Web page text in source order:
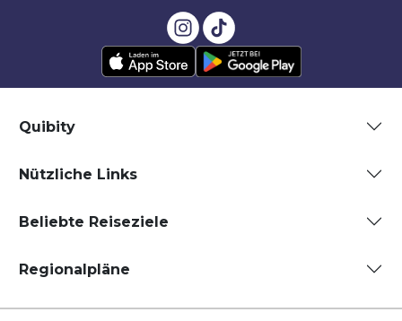
Quibity
Nützliche Links
Beliebte Reiseziele
Regionalpläne